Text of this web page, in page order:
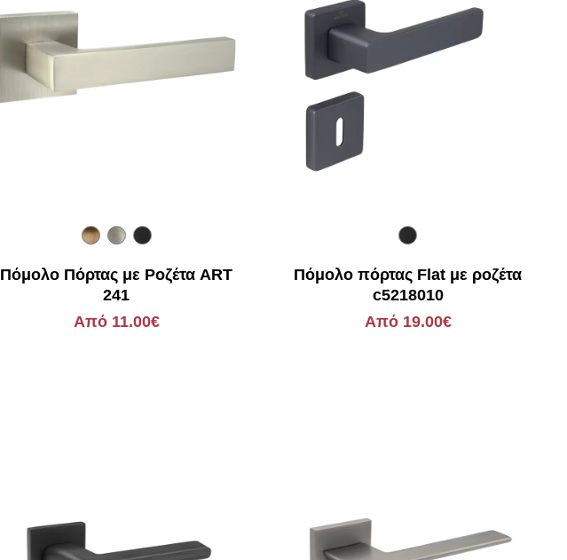
Πόμολο Πόρτας με Ροζέτα ART
241
Από 11.00€
Πόμολο πόρτας Flat με ροζέτα
c5218010
Από 19.00€